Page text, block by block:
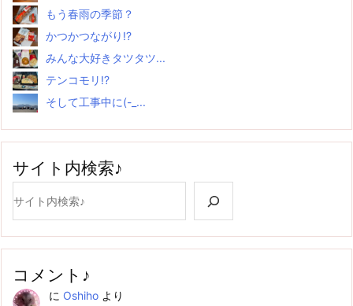
もう春雨の季節？
かつかつながり!?
みんな大好きタツタツ...
テンコモリ!?
そして工事中に(-_...
サイト内検索♪
コメント♪
に Oshihoより